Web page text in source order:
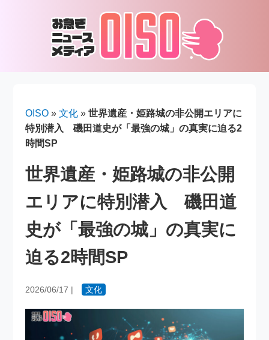
OISO »文化 »世界遺産・姫路城の非公開エリアに
特別潜入 磯田道史が「最強の城」の真実に迫る2
時間SP
世界遺産・姫路城の非公開
エリアに特別潜入 磯田道
史が「最強の城」の真実に
迫る2時間SP
2026/06/17 | 文化